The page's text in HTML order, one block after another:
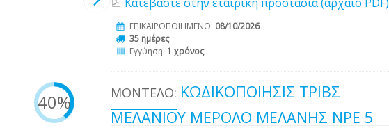
40%
ΕΠΙΚΑΙΡΟΠΟΙΗΜΕΝΟ: 08/10/2026
35 ημέρες
Εγγύηση: 1 χρόνος
ΜΟΝΤΈΛΟ: ΚΩΔΙΚΟΠΟΊΗΣΙΣ ΤΡΙΒΣ
ΜΕΛΑΝΊΟΥ ΜΕΡΟΛΌ ΜΕΛΆΝΗΣ NPE 5